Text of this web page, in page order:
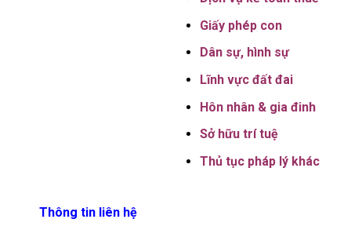
Giấy phép con
Dân sự, hình sự
Lĩnh vực đất đai
Hôn nhân & gia đinh
Sở hữu trí tuệ
Thủ tục pháp lý khác
Thông tin liên hệ